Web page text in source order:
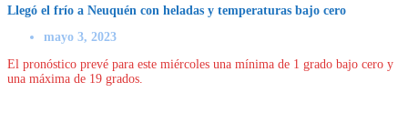
Llegó el frío a Neuquén con heladas y temperaturas bajo cero
mayo 3, 2023
El pronóstico prevé para este miércoles una mínima de 1 grado bajo cero y
una máxima de 19 grados.